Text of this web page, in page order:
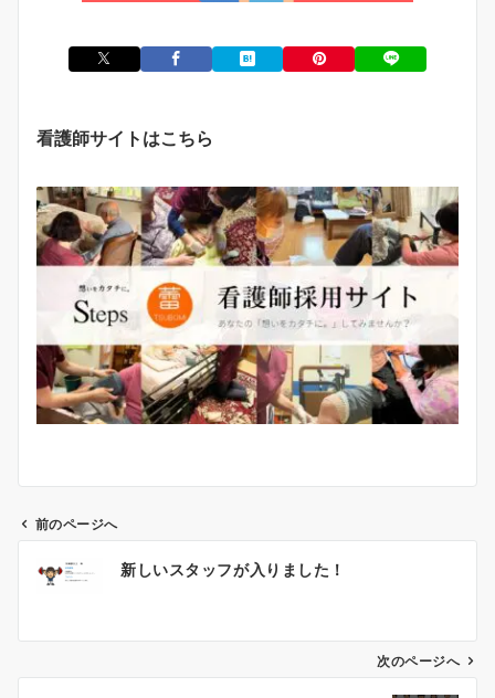
看護師サイトはこちら
前のページへ
新しいスタッフが入りました！
次のページへ